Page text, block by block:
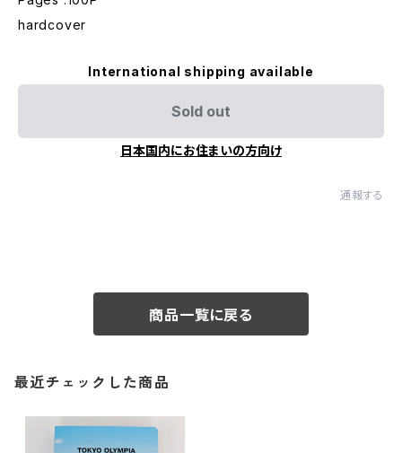
hardcover
International shipping available
Sold out
日本国内にお住まいの方向け
通報する
商品一覧に戻る
最近チェックした商品